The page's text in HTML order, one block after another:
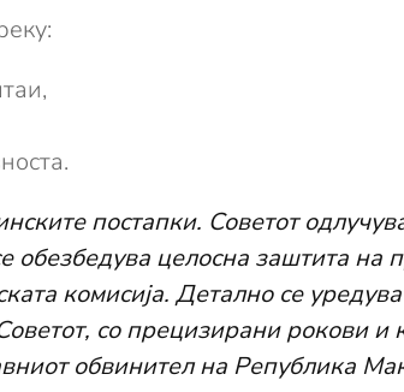
постапки. Советот
обезбедува целосна заштита на
комисија. Детално се
со прецизирани рокови и
обвинител на Република